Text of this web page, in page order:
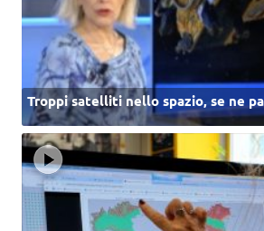
Troppi satelliti nello spazio, se ne